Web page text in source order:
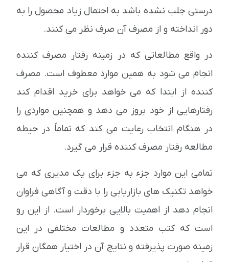
درستی جلب نشده باشد به احتمال زیاد محصول را به
دور انداخته و از مصرف آن صرف نظر می کنند.
در واقع مطالعاتی که در زمینه رفتار مصرف کننده
انجام می شود به همین موارد معطوف است. مصرف
کننده از ابتدا که می خواهد برای خرید اقدام کند
رفتارهایی از خود بروز می دهد و همچنین مواردی را
در هنگام انتخاب رعایت می کند که تماماً در حیطه
مطالعه رفتار مصرف کننده قرار می گیرد.
تمامی این موارد جزء به جزء برای یک مدیری که می
خواهد تکنیک های بازاریابی را با دقت و آگاهی فراوان
انجام دهد از اهمیت بالایی برخوردار است. از این رو
است که کتب متعدد و مطالعات مختلفی در این
زمینه صورت پذیرفته و نتایج آن در اختیار همگان قرار